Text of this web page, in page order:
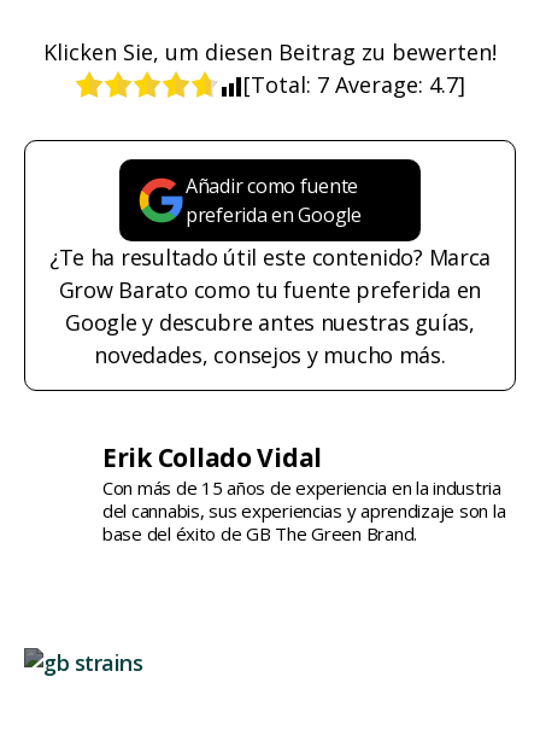
Klicken Sie, um diesen Beitrag zu bewerten!
[Total: 7 Average: 4.7]
Añadir como fuente
preferida en Google
¿Te ha resultado útil este contenido? Marca
Grow Barato como tu fuente preferida en
Google y descubre antes nuestras guías,
novedades, consejos y mucho más.
Erik Collado Vidal
Con más de 15 años de experiencia en la industria
del cannabis, sus experiencias y aprendizaje son la
base del éxito de GB The Green Brand.